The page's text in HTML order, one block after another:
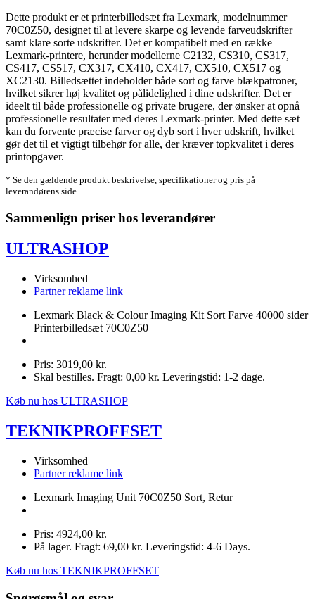
Dette produkt er et printerbilledsæt fra Lexmark, modelnummer
70C0Z50, designet til at levere skarpe og levende farveudskrifter
samt klare sorte udskrifter. Det er kompatibelt med en række
Lexmark-printere, herunder modellerne C2132, CS310, CS317,
CS417, CS517, CX317, CX410, CX417, CX510, CX517 og
XC2130. Billedsættet indeholder både sort og farve blækpatroner,
hvilket sikrer høj kvalitet og pålidelighed i dine udskrifter. Det er
ideelt til både professionelle og private brugere, der ønsker at opnå
professionelle resultater med deres Lexmark-printer. Med dette sæt
kan du forvente præcise farver og dyb sort i hver udskrift, hvilket
gør det til et vigtigt tilbehør for alle, der kræver topkvalitet i deres
printopgaver.
* Se den gældende produkt beskrivelse, specifikationer og pris på
leverandørens side.
Sammenlign priser hos leverandører
ULTRASHOP
Virksomhed
Partner reklame link
Lexmark Black & Colour Imaging Kit Sort Farve 40000 sider
Printerbilledsæt 70C0Z50
Pris: 3019,00 kr.
Skal bestilles. Fragt: 0,00 kr. Leveringstid: 1-2 dage.
Køb nu hos ULTRASHOP
TEKNIKPROFFSET
Virksomhed
Partner reklame link
Lexmark Imaging Unit 70C0Z50 Sort, Retur
Pris: 4924,00 kr.
På lager. Fragt: 69,00 kr. Leveringstid: 4-6 Days.
Køb nu hos TEKNIKPROFFSET